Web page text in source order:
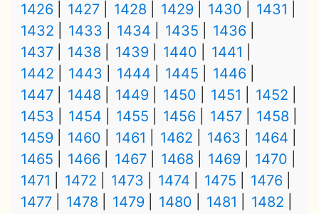
1426
1427 1428 1429 1430
1431
1432
1433 1434 1435
1436
1437
1438 1439 1440
1441
1442
1443 1444 1445
1446
1447
1448 1449 1450 1451
1452
1453
1454 1455 1456 1457
1458
1459
1460 1461 1462 1463
1464
1465
1466 1467 1468 1469
1470
1471
1472 1473 1474 1475
1476
1477
1478 1479 1480 1481
1482